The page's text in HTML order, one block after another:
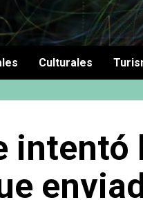
Culturales
intentó